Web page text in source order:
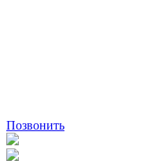
Позвонить